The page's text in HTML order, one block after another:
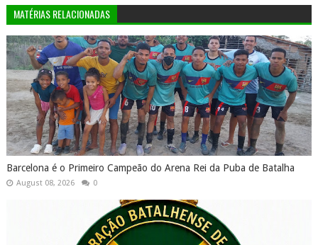
MATÉRIAS RELACIONADAS
Barcelona é o Primeiro Campeão do Arena Rei da Puba de Batalha
August 08, 2026 0